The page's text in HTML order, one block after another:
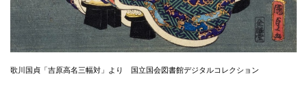
歌川国貞「吉原高名三幅対」より 国立国会図書館デジタルコレクション